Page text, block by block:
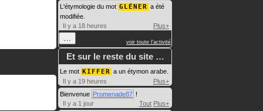
L'étymologie du mot GLÉNER a été
modifiée.
Il y a 18 heures
Plus+
… voir toute l'activité
Et sur le reste du site …
Le mot KIFFER a un étymon arabe.
Il y a 19 heures
Plus+
Bienvenue Promenade87 !
Il y a 1 jour
Tout Plus+